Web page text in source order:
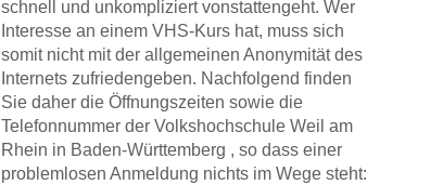
schnell und unkompliziert vonstattengeht. Wer
Interesse an einem VHS-Kurs hat, muss sich
somit nicht mit der allgemeinen Anonymität des
Internets zufriedengeben. Nachfolgend finden
Sie daher die Öffnungszeiten sowie die
Telefonnummer der Volkshochschule Weil am
Rhein in Baden-Württemberg , so dass einer
problemlosen Anmeldung nichts im Wege steht: